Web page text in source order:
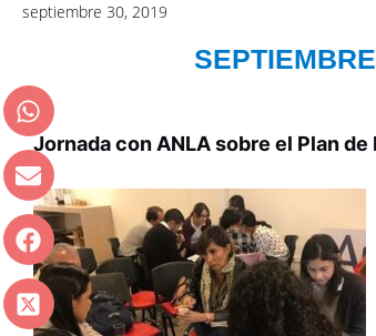
septiembre 30, 2019
Jornada con ANLA sobre el Plan